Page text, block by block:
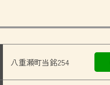
八重瀬町当銘254